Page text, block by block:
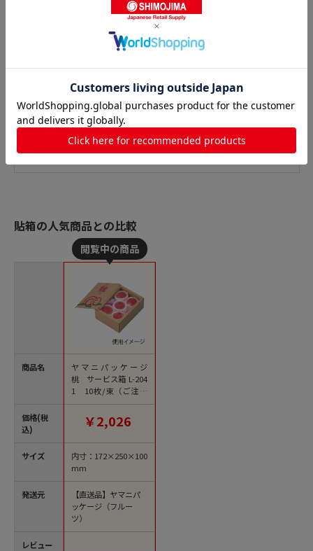
貼箱の人気商品との比較
商品名
価格(税
込)
サイズ
発送元
レビュー
ヤマニパッケージ
桃 サービス箱 L-204
1 10枚/束（ご注文
単位10束）【直送
￥2,026
内寸：172×250×100
mm
【直送品】ヤマニパ
ッケージ（フルー
ツ）